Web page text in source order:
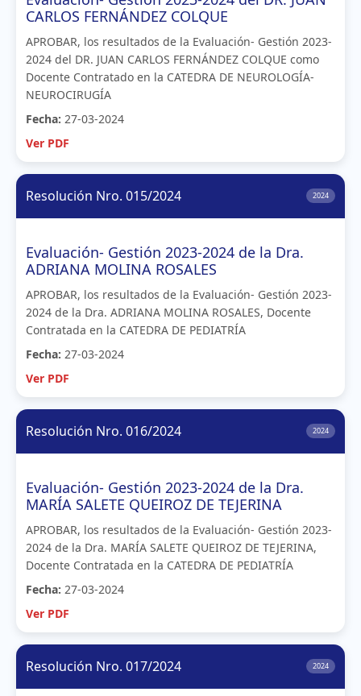
CARLOS FERNÁNDEZ COLQUE
APROBAR, los resultados de la Evaluación- Gestión 2023-
2024 del DR. JUAN CARLOS FERNÁNDEZ COLQUE como
Docente Contratado en la CATEDRA DE NEUROLOGÍA-
NEUROCIRUGÍA
Fecha: 27-03-2024
Ver PDF
Resolución Nro. 015/2024 2024
Evaluación- Gestión 2023-2024 de la Dra.
ADRIANA MOLINA ROSALES
APROBAR, los resultados de la Evaluación- Gestión 2023-
2024 de la Dra. ADRIANA MOLINA ROSALES, Docente
Contratada en la CATEDRA DE PEDIATRÍA
Fecha: 27-03-2024
Ver PDF
Resolución Nro. 016/2024 2024
Evaluación- Gestión 2023-2024 de la Dra.
MARÍA SALETE QUEIROZ DE TEJERINA
APROBAR, los resultados de la Evaluación- Gestión 2023-
2024 de la Dra. MARÍA SALETE QUEIROZ DE TEJERINA,
Docente Contratada en la CATEDRA DE PEDIATRÍA
Fecha: 27-03-2024
Ver PDF
Resolución Nro. 017/2024 2024